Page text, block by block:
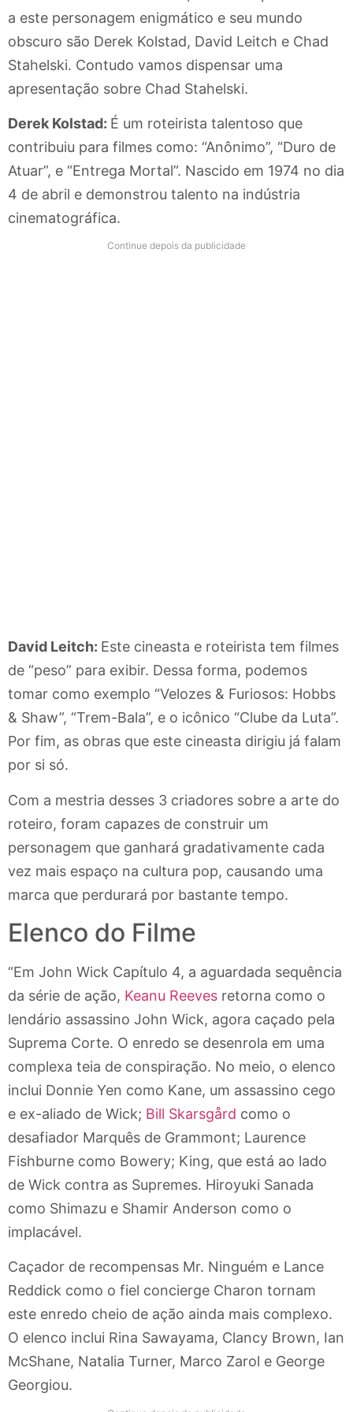
a este personagem enigmático e seu mundo
obscuro são Derek Kolstad, David Leitch e Chad
Stahelski. Contudo vamos dispensar uma
apresentação sobre Chad Stahelski.
Derek Kolstad: É um roteirista talentoso que
contribuiu para filmes como: “Anônimo”, “Duro de
Atuar”, e “Entrega Mortal”. Nascido em 1974 no dia
4 de abril e demonstrou talento na indústria
cinematográfica.
Continue depois da publicidade
David Leitch: Este cineasta e roteirista tem filmes
de “peso” para exibir. Dessa forma, podemos
tomar como exemplo “Velozes & Furiosos: Hobbs
& Shaw”, “Trem-Bala”, e o icônico “Clube da Luta”.
Por fim, as obras que este cineasta dirigiu já falam
por si só.
Com a mestria desses 3 criadores sobre a arte do
roteiro, foram capazes de construir um
personagem que ganhará gradativamente cada
vez mais espaço na cultura pop, causando uma
marca que perdurará por bastante tempo.
Elenco do Filme
“Em John Wick Capítulo 4, a aguardada sequência
da série de ação, Keanu Reeves retorna como o
lendário assassino John Wick, agora caçado pela
Suprema Corte. O enredo se desenrola em uma
complexa teia de conspiração. No meio, o elenco
inclui Donnie Yen como Kane, um assassino cego
e ex-aliado de Wick; Bill Skarsgård como o
desafiador Marquês de Grammont; Laurence
Fishburne como Bowery; King, que está ao lado
de Wick contra as Supremes. Hiroyuki Sanada
como Shimazu e Shamir Anderson como o
implacável.
Caçador de recompensas Mr. Ninguém e Lance
Reddick como o fiel concierge Charon tornam
este enredo cheio de ação ainda mais complexo.
O elenco inclui Rina Sawayama, Clancy Brown, Ian
McShane, Natalia Turner, Marco Zarol e George
Georgiou.